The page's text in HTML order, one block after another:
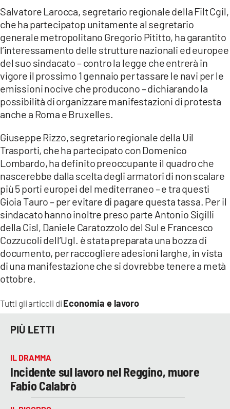
App
ANDROID
APPLE
Tutti gli articoli di Economia e lavoro
Salvatore Larocca, segretario regionale della Filt Cgil,
che ha partecipatop unitamente al segretario
generale metropolitano Gregorio Pititto, ha garantito
l’interessamento delle strutture nazionali ed europee
del suo sindacato – contro la legge che entrerà in
vigore il prossimo 1 gennaio per tassare le navi per le
emissioni nocive che producono – dichiarando la
possibilità di organizzare manifestazioni di protesta
anche a Roma e Bruxelles.
Giuseppe Rizzo, segretario regionale della Uil
Trasporti, che ha partecipato con Domenico
Lombardo, ha definito preoccupante il quadro che
nascerebbe dalla scelta degli armatori di non scalare
più 5 porti europei del mediterraneo – e tra questi
Gioia Tauro – per evitare di pagare questa tassa. Per il
sindacato hanno inoltre preso parte Antonio Sigilli
della Cisl, Daniele Caratozzolo del Sul e Francesco
Cozzucoli dell’Ugl. è stata preparata una bozza di
documento, per raccogliere adesioni larghe, in vista
di una manifestazione che si dovrebbe tenere a metà
ottobre.
PIÙ LETTI
IL DRAMMA
Incidente sul lavoro nel Reggino, muore
Fabio Calabrò